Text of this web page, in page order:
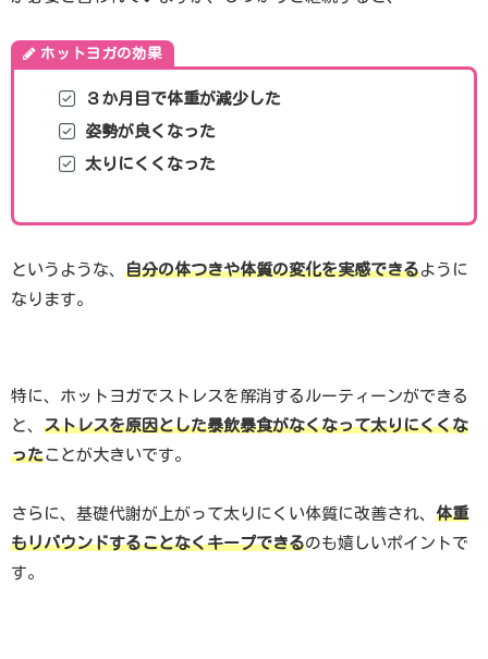
ホットヨガの効果
３か月目で体重が減少 した
姿勢が良くなった
太りにくくなった
というような、 自分の体つきや体質の変化を実感できるように
なります。
特に、ホットヨガでストレスを解消するルーティーンができる
と、 ストレスを原因とした暴飲暴食がなくなって太りにくくな
ったことが大きいです。
さらに、基礎代謝が上がって太りにくい体質に改善され、 体重
もリバウンドすることなくキープできるのも嬉しいポイントで
す。